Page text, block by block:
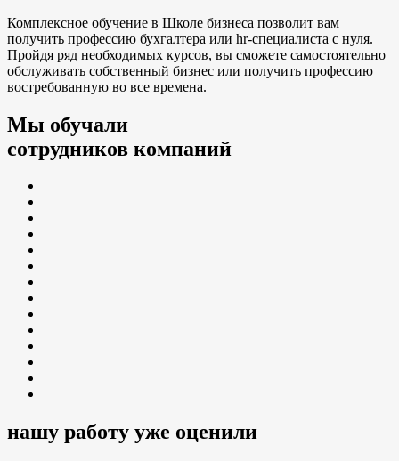
Комплексное обучение в Школе бизнеса позволит вам
получить профессию бухгалтера или hr-специалиста с нуля.
Пройдя ряд необходимых курсов, вы сможете самостоятельно
обслуживать собственный бизнес или получить профессию
востребованную во все времена.
Мы обучали
сотрудников компаний
нашу работу уже оценили